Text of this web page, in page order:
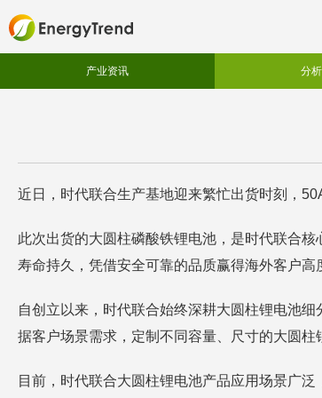
产业资讯 分
近日，时代联合生产基地迎来繁忙出货时刻，
此次出货的大圆柱磷酸铁锂电池，是时代联合
寿命持久，凭借安全可靠的品质赢得海外客户高
自创立以来，时代联合始终深耕大圆柱锂电池
据客户场景需求，定制不同容量、尺寸的大圆柱
目前，时代联合大圆柱锂电池产品应用场景广